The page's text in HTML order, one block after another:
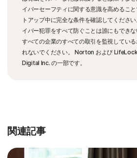
イバーセーフティに関する意識を高めるこ
トアップ中に完全な条件を確認してくださ
イバー犯罪をすべて防ぐことは誰にもでき
すべての企業のすべての取引を監視してい
れないでください。 Norton および
Digital Inc. の一部です。
関連記事